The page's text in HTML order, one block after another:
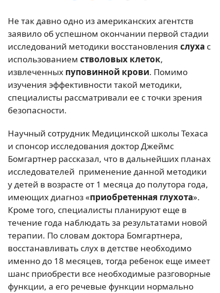
Не так давно одно из американских агентств
заявило об успешном окончании первой стадии
исследований методики восстановления слуха с
использованием стволовых клеток,
извлеченных пуповинной крови. Помимо
изучения эффективности такой методики,
специалисты рассматривали ее с точки зрения
безопасности.
Научный сотрудник Медицинской школы Техаса
и спонсор исследования доктор Джеймс
Бомгартнер рассказал, что в дальнейших планах
исследователей применение данной методики
у детей в возрасте от 1 месяца до полутора года,
имеющих диагноз «приобретенная глухота».
Кроме того, специалисты планируют еще в
течение года наблюдать за результатами новой
терапии. По словам доктора Бомгартнера,
восстанавливать слух в детстве необходимо
именно до 18 месяцев, тогда ребенок еще имеет
шанс приобрести все необходимые разговорные
функции, а его речевые функции нормально